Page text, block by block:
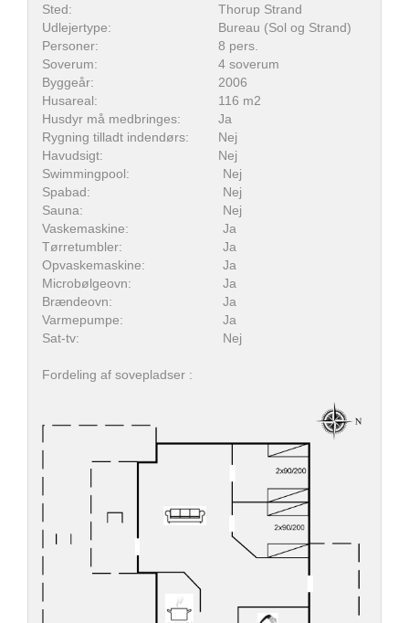
Sted:
Thorup Strand
Udlejertype:
Bureau (Sol og Strand)
Personer:
8 pers.
Soverum:
4 soverum
Byggeår:
2006
Husareal:
116 m2
Husdyr må medbringes:
Ja
Rygning tilladt indendørs:
Nej
Havudsigt:
Nej
Swimmingpool:
Nej
Spabad:
Nej
Sauna:
Nej
Vaskemaskine:
Ja
Tørretumbler:
Ja
Opvaskemaskine:
Ja
Microbølgeovn:
Ja
Brændeovn:
Ja
Varmepumpe:
Ja
Sat-tv:
Nej
Fordeling af sovepladser :